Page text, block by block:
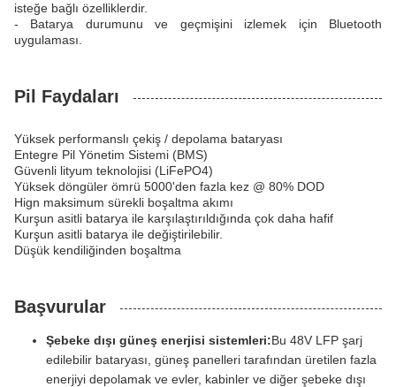
isteğe bağlı özelliklerdir.
- Batarya durumunu ve geçmişini izlemek için Bluetooth
uygulaması.
Pil Faydaları
Yüksek performanslı çekiş / depolama bataryası
Entegre Pil Yönetim Sistemi (BMS)
Güvenli lityum teknolojisi (LiFePO4)
Yüksek döngüler ömrü 5000'den fazla kez @ 80% DOD
Hign maksimum sürekli boşaltma akımı
Kurşun asitli batarya ile karşılaştırıldığında çok daha hafif
Kurşun asitli batarya ile değiştirilebilir.
Düşük kendiliğinden boşaltma
Başvurular
Şebeke dışı güneş enerjisi sistemleri:Bu 48V LFP şarj
edilebilir bataryası, güneş panelleri tarafından üretilen fazla
enerjiyi depolamak ve evler, kabinler ve diğer şebeke dışı